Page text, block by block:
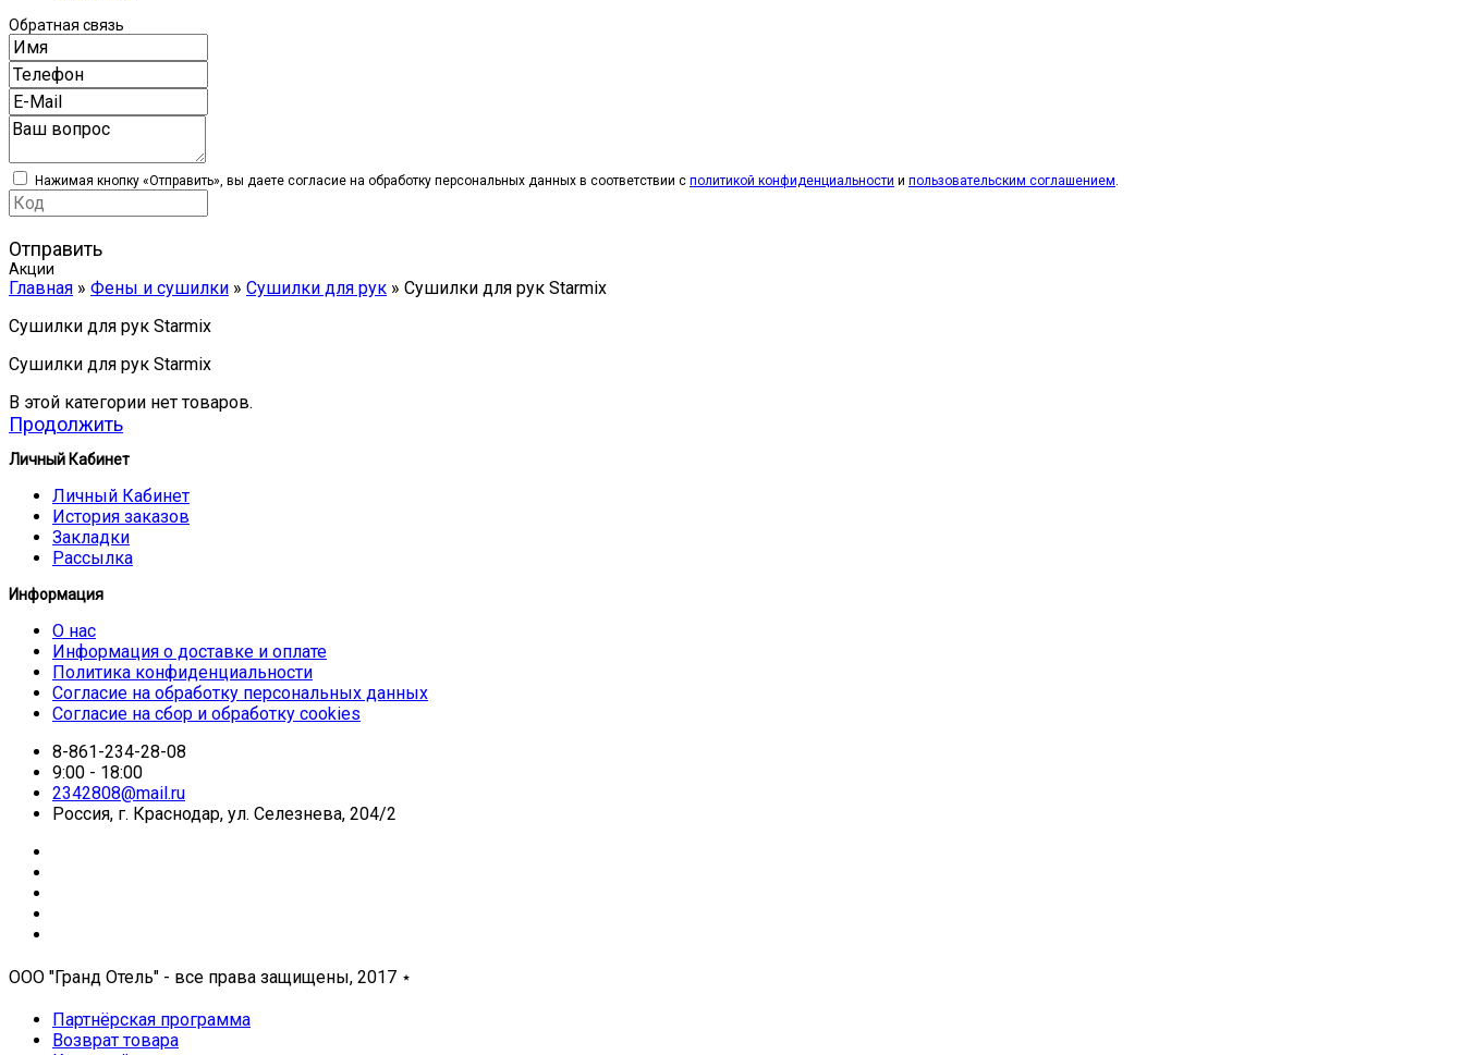
Обратная связь
Нажимая кнопку «Отправить», вы даете согласие на обработку персональных данных в соответствии c политикой конфиденциальности и пользовательским соглашением
Отправить
Акции
Главная » Фены и сушилки » Сушилки для рук » Сушилки для рук Starmix
Сушилки для рук Starmix
Сушилки для рук Starmix
В этой категории нет товаров.
Продолжить
Личный Кабинет
Личный Кабинет
История заказов
Закладки
Рассылка
Информация
О нас
Информация о доставке и оплате
Политика конфиденциальности
Согласие на обработку персональных данных
Согласие на сбор и обработку cookies
8-861-234-28-08
9:00 - 18:00
2342808@mail.ru
Россия, г. Краснодар, ул. Селезнева, 204/2
ООО "Гранд Отель" - все права защищены, 2017 ⋆
Партнёрская программа
Возврат товара